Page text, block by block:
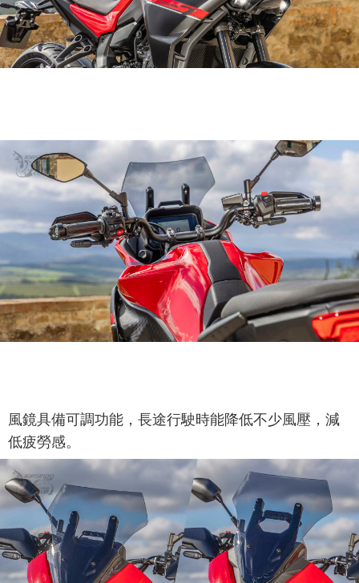
風鏡具備可調功能，長途行駛時能降低不少風壓，減
低疲勞感。